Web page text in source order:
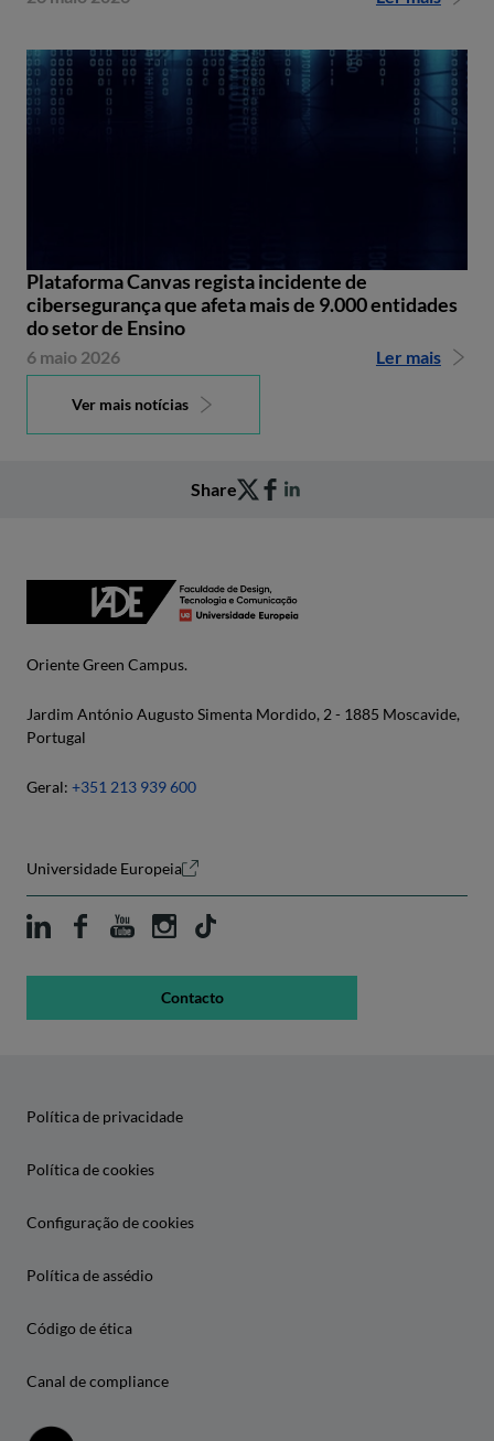
Plataforma Canvas regista incidente de
cibersegurança que afeta mais de 9.000 entidades
do setor de Ensino
6 maio 2026 Ler mais
Ver mais notícias
Share
Oriente Green Campus.
Jardim António Augusto Simenta Mordido, 2 - 1885 Moscavide,
Portugal
Geral: +351 213 939 600
Universidade Europeia
Contacto
Política de privacidade
Política de cookies
Configuração de cookies
Política de assédio
Código de ética
Canal de compliance